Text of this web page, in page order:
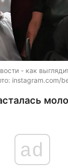
- как
instagram.com/
ad